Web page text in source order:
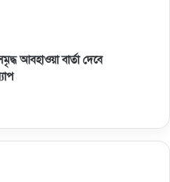
আবহাওয়া বার্তা দেবে